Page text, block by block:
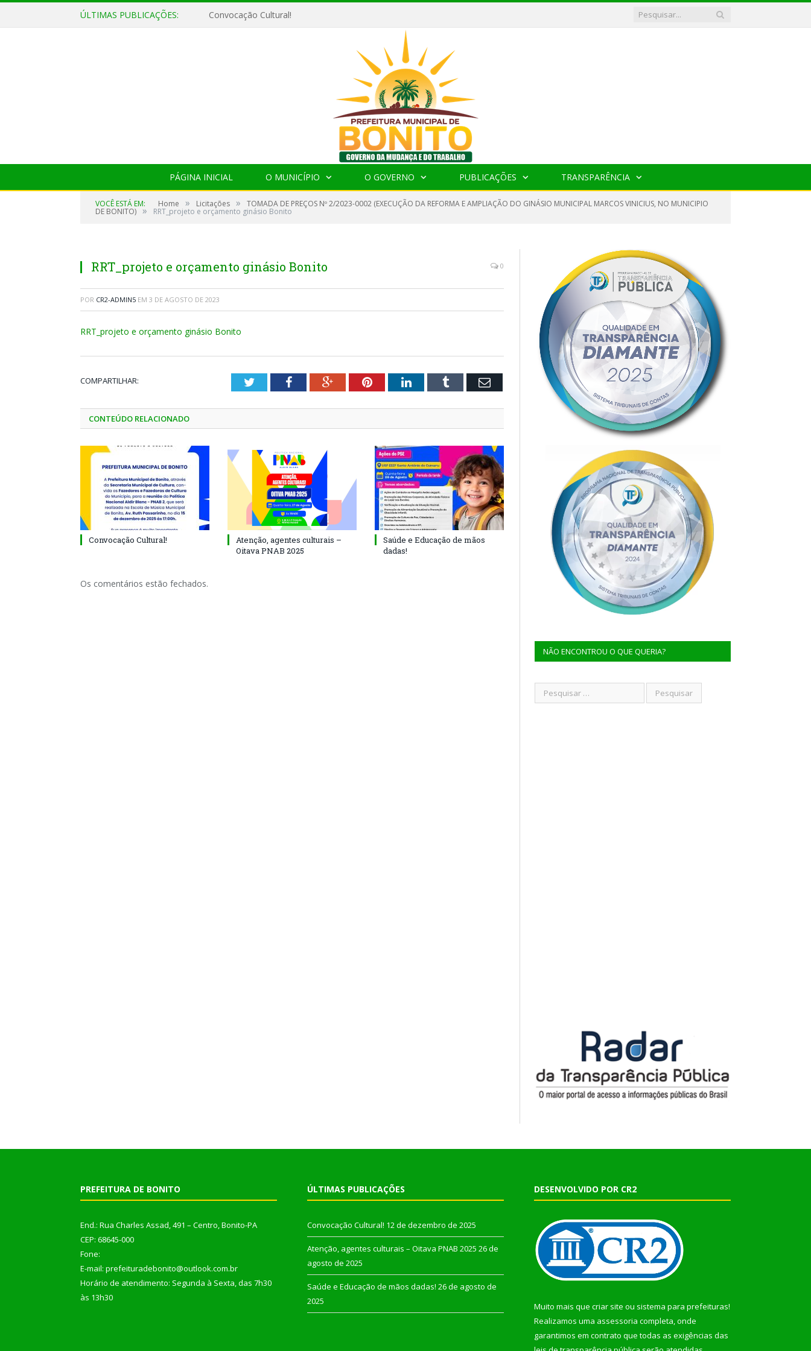
ÚLTIMAS PUBLICAÇÕES: Convocação Cultural!
PÁGINA INICIAL O MUNICÍPIO O GOVERNO PUBLICAÇÕES TRANSPARÊNCIA
VOCÊ ESTÁ EM: Home » Licitações » TOMADA DE PREÇOS Nº 2/2023-0002 (EXECUÇÃO DA REFORMA E AMPLIAÇÃO DO GINÁSIO MUNICIPAL MARCOS VINICIUS, NO MUNICIPIO
DE BONITO) » RRT_projeto e orçamento ginásio Bonito
RRT_projeto e orçamento ginásio Bonito 0
POR CR2-ADMIN5 EM 3 DE AGOSTO DE 2023
RRT_projeto e orçamento ginásio Bonito
COMPARTILHAR: TwitterFacebookGoogle+PinterestLinkedInTumblr Email
CONTEÚDO RELACIONADO
Convocação Cultural!
Atenção, agentes culturais –
Oitava PNAB 2025
Saúde e Educação de mãos
dadas!
Os comentários estão fechados.
NÃO ENCONTROU O QUE QUERIA?
PREFEITURA DE BONITO
End.: Rua Charles Assad, 491 – Centro, Bonito-PA
CEP: 68645-000
Fone:
E-mail: prefeituradebonito@outlook.com.br
Horário de atendimento: Segunda à Sexta, das 7h30
às 13h30
ÚLTIMAS PUBLICAÇÕES
Convocação Cultural! 12 de dezembro de 2025
Atenção, agentes culturais – Oitava PNAB 2025 26 de
agosto de 2025
Saúde e Educação de mãos dadas! 26 de agosto de
2025
DESENVOLVIDO POR CR2
Muito mais que criar site ou sistema para prefeituras!
Realizamos uma assessoria completa, onde
garantimos em contrato que todas as exigências das